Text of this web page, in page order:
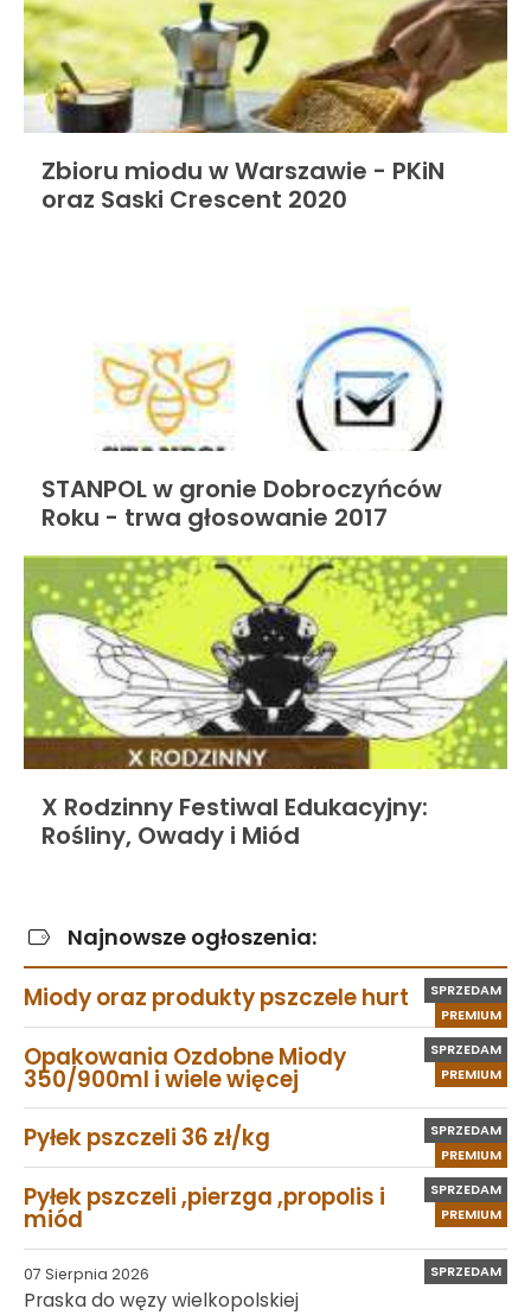
Zbioru miodu w Warszawie - PKiN
oraz Saski Crescent 2020
STANPOL w gronie Dobroczyńców
Roku - trwa głosowanie 2017
X Rodzinny Festiwal Edukacyjny:
Rośliny, Owady i Miód
Najnowsze ogłoszenia:
PREMIUM
SPRZEDAM
Miody oraz produkty pszczele hurt
PREMIUM
SPRZEDAM
Opakowania Ozdobne Miody
350/900ml i wiele więcej
PREMIUM
SPRZEDAM
Pyłek pszczeli 36 zł/kg
PREMIUM
SPRZEDAM
Pyłek pszczeli ,pierzga ,propolis i
miód
07 Sierpnia 2026 SPRZEDAM
Praska do węzy wielkopolskiej